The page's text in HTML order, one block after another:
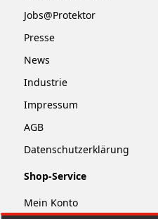
Jobs@Protektor
Presse
News
Industrie
Impressum
AGB
Datenschutzerklärung
Shop-Service
Mein Konto